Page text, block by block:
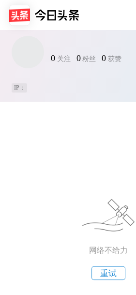
0 关注 0 粉丝 0 获赞
IP：
网络不给力
重试